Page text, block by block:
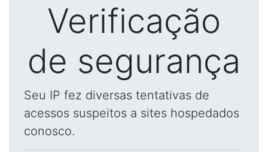
Verificação
de segurança
Seu IP fez diversas tentativas de
acessos suspeitos a sites hospedados
conosco.